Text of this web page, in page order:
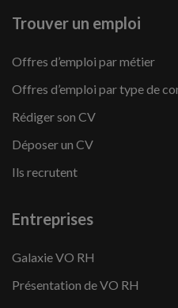
Trouver un emploi
Offres d’emploi par métier
Offres d’emploi par type de
Rédiger son CV
Déposer un CV
Ils recrutent
Entreprises
Galaxie VO RH
Présentation de VO RH